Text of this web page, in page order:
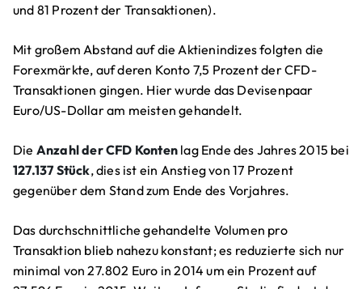
und 81 Prozent der Transaktionen).
Mit großem Abstand auf die Aktienindizes folgten die
Forexmärkte, auf deren Konto 7,5 Prozent der CFD-
Transaktionen gingen. Hier wurde das Devisenpaar
Euro/US-Dollar am meisten gehandelt.
Die Anzahl der CFD Konten lag Ende des Jahres 2015 bei
127.137 Stück, dies ist ein Anstieg von 17 Prozent
gegenüber dem Stand zum Ende des Vorjahres.
Das durchschnittliche gehandelte Volumen pro
Transaktion blieb nahezu konstant; es reduzierte sich nur
minimal von 27.802 Euro in 2014 um ein Prozent auf